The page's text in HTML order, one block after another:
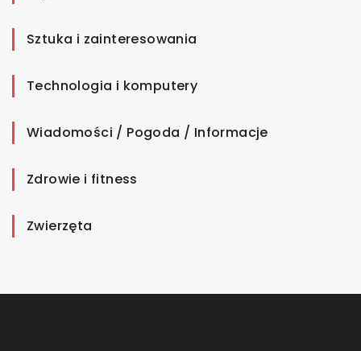
Sztuka i zainteresowania
Technologia i komputery
Wiadomości / Pogoda / Informacje
Zdrowie i fitness
Zwierzęta